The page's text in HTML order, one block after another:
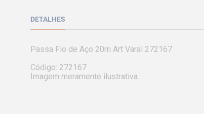
DETALHES
Passa Fio de Aço 20m Art Varal 272167
Código: 272167
Imagem meramente ilustrativa.